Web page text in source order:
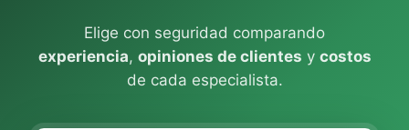
Elige con seguridad comparando
experiencia, opiniones de clientes y costos
de cada especialista.